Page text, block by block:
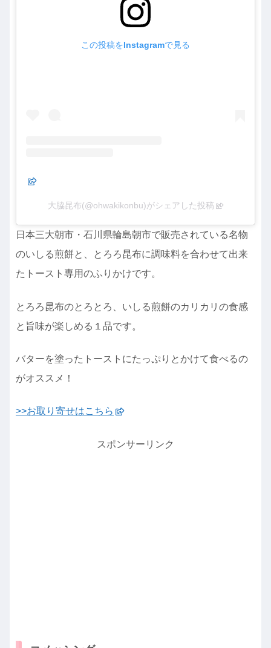
この投稿をInstagramで見る
大脇昆布(@ohwakikonbu)がシェアした投稿
日本三大朝市・石川県輪島朝市で販売されている名物
のいしる煎餅と、とろろ昆布に調味料を合わせて出来
たトースト専用のふりかけです。
とろろ昆布のとろとろ、いしる煎餅のカリカリの食感
と旨味が楽しめる１品です。
バターを塗ったトーストにたっぷりとかけて食べるの
がオススメ！
>>お取り寄せはこちら
スポンサーリンク